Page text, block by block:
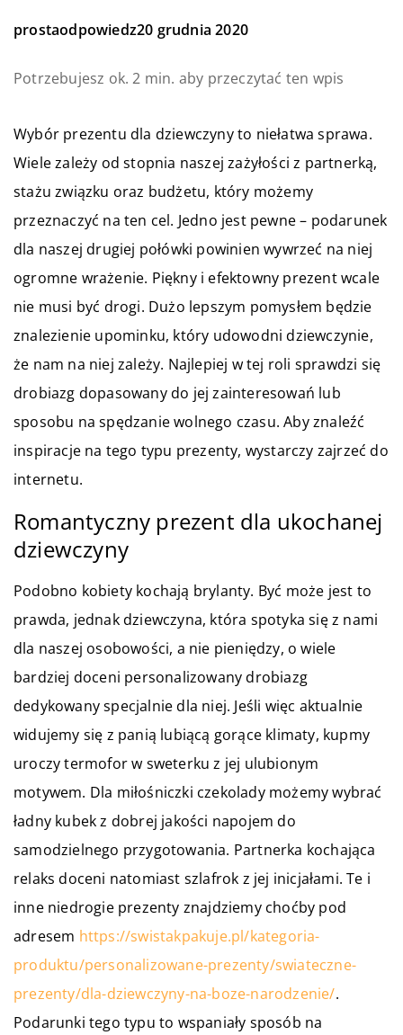
prostaodpowiedz20 grudnia 2020
Potrzebujesz ok. 2 min. aby przeczytać ten wpis
Wybór prezentu dla dziewczyny to niełatwa sprawa.
Wiele zależy od stopnia naszej zażyłości z partnerką,
stażu związku oraz budżetu, który możemy
przeznaczyć na ten cel. Jedno jest pewne – podarunek
dla naszej drugiej połówki powinien wywrzeć na niej
ogromne wrażenie. Piękny i efektowny prezent wcale
nie musi być drogi. Dużo lepszym pomysłem będzie
znalezienie upominku, który udowodni dziewczynie,
że nam na niej zależy. Najlepiej w tej roli sprawdzi się
drobiazg dopasowany do jej zainteresowań lub
sposobu na spędzanie wolnego czasu. Aby znaleźć
inspiracje na tego typu prezenty, wystarczy zajrzeć do
internetu.
Romantyczny prezent dla ukochanej
dziewczyny
Podobno kobiety kochają brylanty. Być może jest to
prawda, jednak dziewczyna, która spotyka się z nami
dla naszej osobowości, a nie pieniędzy, o wiele
bardziej doceni personalizowany drobiazg
dedykowany specjalnie dla niej. Jeśli więc aktualnie
widujemy się z panią lubiącą gorące klimaty, kupmy
uroczy termofor w sweterku z jej ulubionym
motywem. Dla miłośniczki czekolady możemy wybrać
ładny kubek z dobrej jakości napojem do
samodzielnego przygotowania. Partnerka kochająca
relaks doceni natomiast szlafrok z jej inicjałami. Te i
inne niedrogie prezenty znajdziemy choćby pod
adresem https://swistakpakuje.pl/kategoria-
produktu/personalizowane-prezenty/swiateczne-
prezenty/dla-dziewczyny-na-boze-narodzenie/.
Podarunki tego typu to wspaniały sposób na